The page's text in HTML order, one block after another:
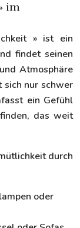
im
» ist ein
findet seinen
Atmosphäre
sich nur schwer
ein Gefühl
das weit
durch
oder